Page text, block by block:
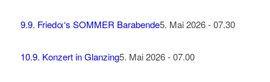
9.9. Friedα‘s SOMMER Barabende5. Mai 2026 - 07.30
10.9. Konzert in Glanzing5. Mai 2026 - 07.00